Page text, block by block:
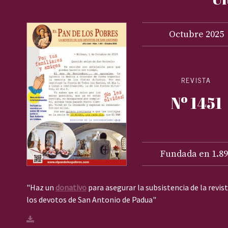
Octubre 2025
REVISTA
Nº 1451
Fundada en
"Haz un donativo para asegurar la subsistencia de la
los devotos de San Antonio de Padua"